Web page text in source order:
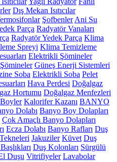
Dış Mekan Isıtıcılar
Şofbenler Ani Su
Parça Radyatör Vanaları
Radyatör Yedek Parça Klima
Spreyi Klima Temizleme
Elektrikli Şömineler
Güneş Enerji Sistemleri
Soba Elektrikli Soba Pelet
Hava Perdesi Doğalgaz
Hortumu Doğalgaz Menfezleri
Boyler Kalorifer Kazanı BANYO
Dolabı Banyo Boy Dolapları
Çok Amaçlı Banyo Dolapları
Ecza Dolabı Banyo Rafları Duş
Jakuziler Küvet Duş
Duş Kolonları Sürgülü
Duşu Vitrifiyeler Lavabolar